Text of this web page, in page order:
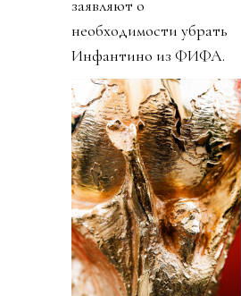
заявляют о
необходимости убрать
Инфантино из ФИФА.